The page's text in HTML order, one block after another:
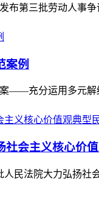
布第三批劳动人事
案例
——充分运用多元
会主义核心价
人民法院大力弘扬